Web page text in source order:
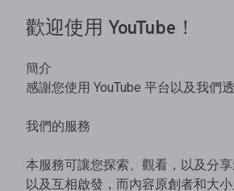
歡迎使用 YouTube！
簡介
感謝您使用 YouTube 平台以及我們
我們的服務
本服務可讓您探索、觀看，以及分
以及互相啟發，而內容原創者和大